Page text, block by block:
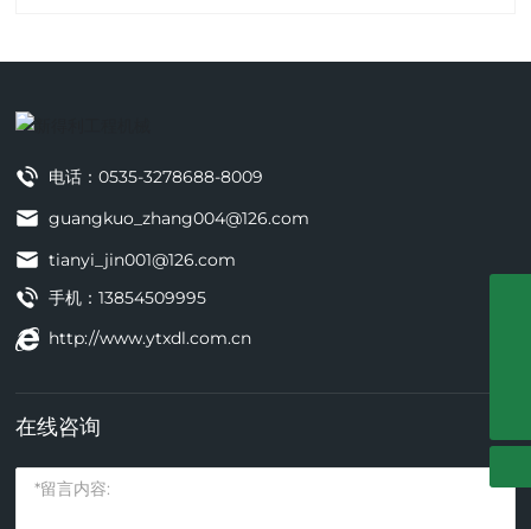
电话：0535-3278688-8009
guangkuo_zhang004@126.com
tianyi_jin001@126.com
手机：13854509995
http://www.ytxdl.com.cn
在线咨询